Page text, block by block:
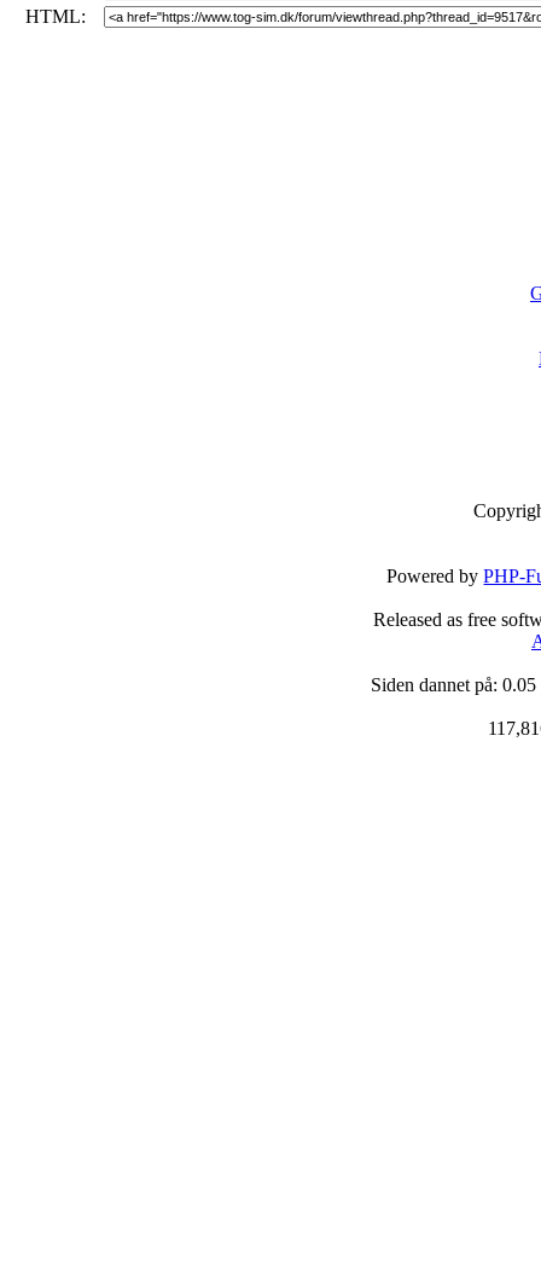
HTML:
Powered byPHP-
Released as free
Siden dannet på: